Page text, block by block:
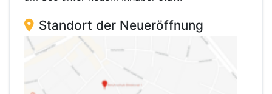
Standort der Neueröffnung